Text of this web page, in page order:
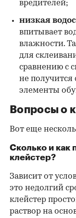
вредителей;
низкая
впитывает
влажности.
для
сравнению с
не получится
элементы
Вопросы о
Вот еще
Сколько и как
клейстер?
Зависит от
это недолгий
клейстер
раствор на